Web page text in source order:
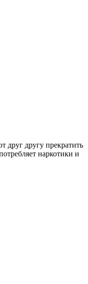
другу прекратить
наркотики и